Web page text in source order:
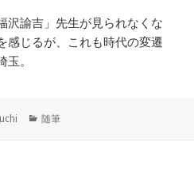
沢諭吉」先生が見られなくな
感じるが、これも時代の変遷
。
カ
随筆